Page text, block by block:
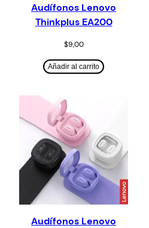
Audífonos Lenovo
Thinkplus EA200
$9,00
Añadir al carrito
Audífonos Lenovo